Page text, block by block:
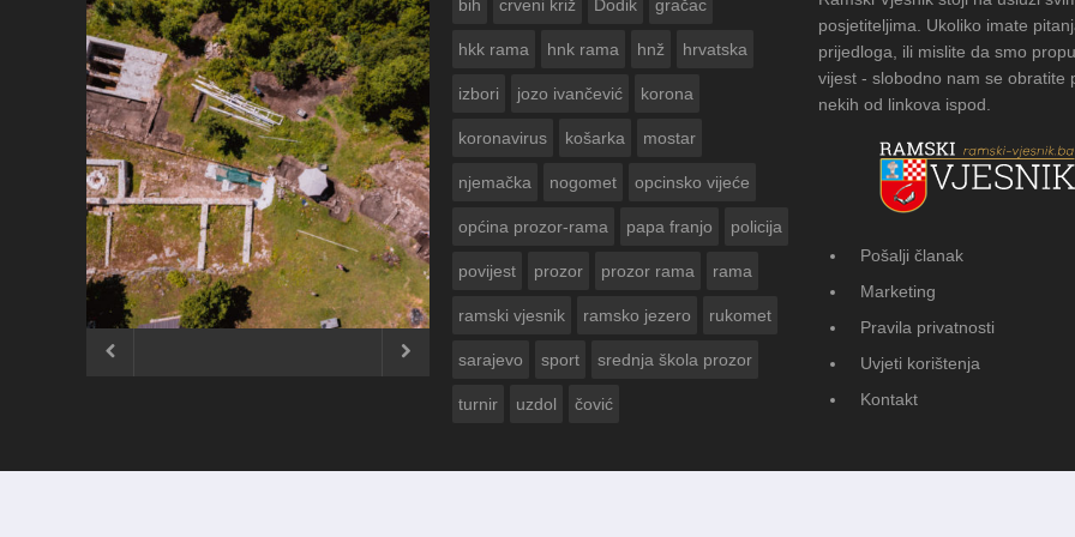
ČESTITKA RAMSKOG VJESNIKA ZA
USKRS 2023. GODINE Vasti
posjetiteljima. Ukoliko imate
prijedloga, ili mislite da smo
vijest - slobodno nam se obratite
nekih od linkova ispod.